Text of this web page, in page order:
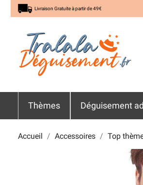
Livraison Gratuite à partir de 49€
Thèmes Déguisement
Accueil Accessoires Top